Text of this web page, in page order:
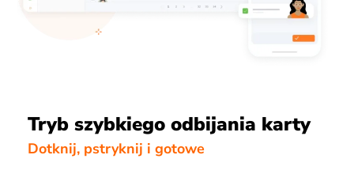
Tryb szybkiego odbijania karty
Dotknij, pstryknij i gotowe